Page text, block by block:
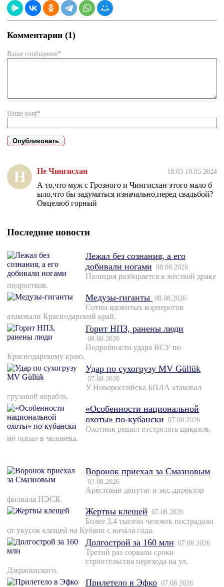
Комментарии (1)
Ваше сообщение*
Ваше имя*
Н Не Чингисхан 18:03 10.05.2024
А то,что муж с Грозного и Чингисхан этого мало б
ыло,что бы задуматься изначально,перед свадьбой?
Овцелюб горный
Последние новости
Лежал без сознания, а его
добивали ногами 08.08.2026
Полиция разбирается в жёсткой драке
подростков.
Медузы-гиганты 08.08.2026
Сотни ядовитых корнеротов
атаковали Краснодарский край.
Горит НПЗ, ранены люди
08.08.2026
Подробности удара ВСУ по
Краснодарскому краю.
Удар по сухогрузу MV Güllük
07.08.2026
У Новороссийска БПЛА атаковал
грузовой корабль.
«Особенности национальной
охоты» по-кубански 07.08.2026
Охотник решил отстрелять шакалов,
но попал в человека.
Воронок приехал за Смазновым
07.08.2026
Арестован депутат и экс-директор
филиала НЭСК.
Жертвы клещей 07.08.2026
Более 3,4 тысячи человек пострадали
от укусов клещей на Кубани с начала года.
Долгострой за 160 млн 07.08.2026
Третий раз сорвали сроки
строительства перехода на ул.
Дзержинского.
Прилетело в Эфко 07.08.2026